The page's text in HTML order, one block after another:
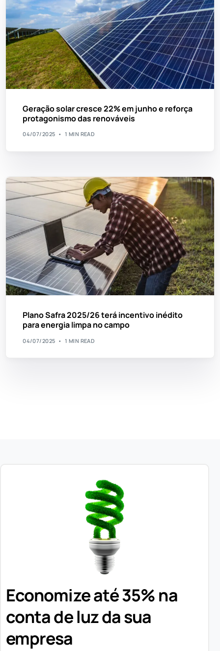
Geração solar cresce 22% em junho e reforça
protagonismo das renováveis
04/07/2025 1 MIN READ
Plano Safra 2025/26 terá incentivo inédito
para energia limpa no campo
04/07/2025 1 MIN READ
Economize até 35% na
conta de luz da sua
empresa